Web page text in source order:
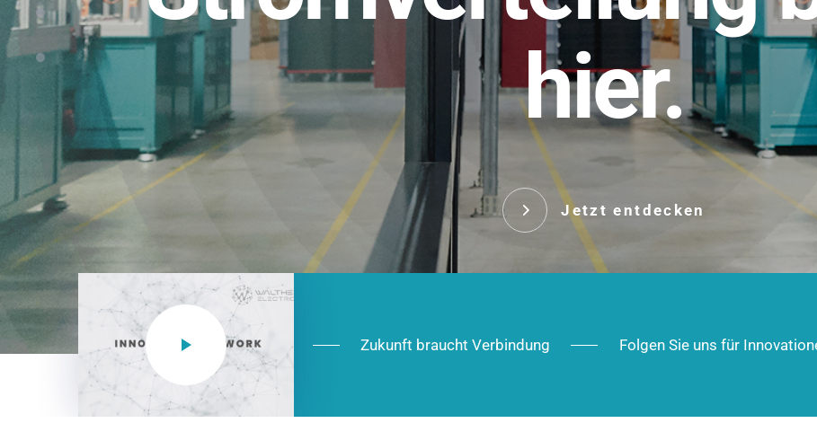
hier.
Jetzt entdecken
NEO CEE: Energieverteilung mit System. Robust im Alltag,
effizient in der Installation, zukunftsfähig im Ausbau.
Das innovative
robust, IP-geschützt und
Jetzt
Zukunft braucht Verbindung Folgen Sie uns für